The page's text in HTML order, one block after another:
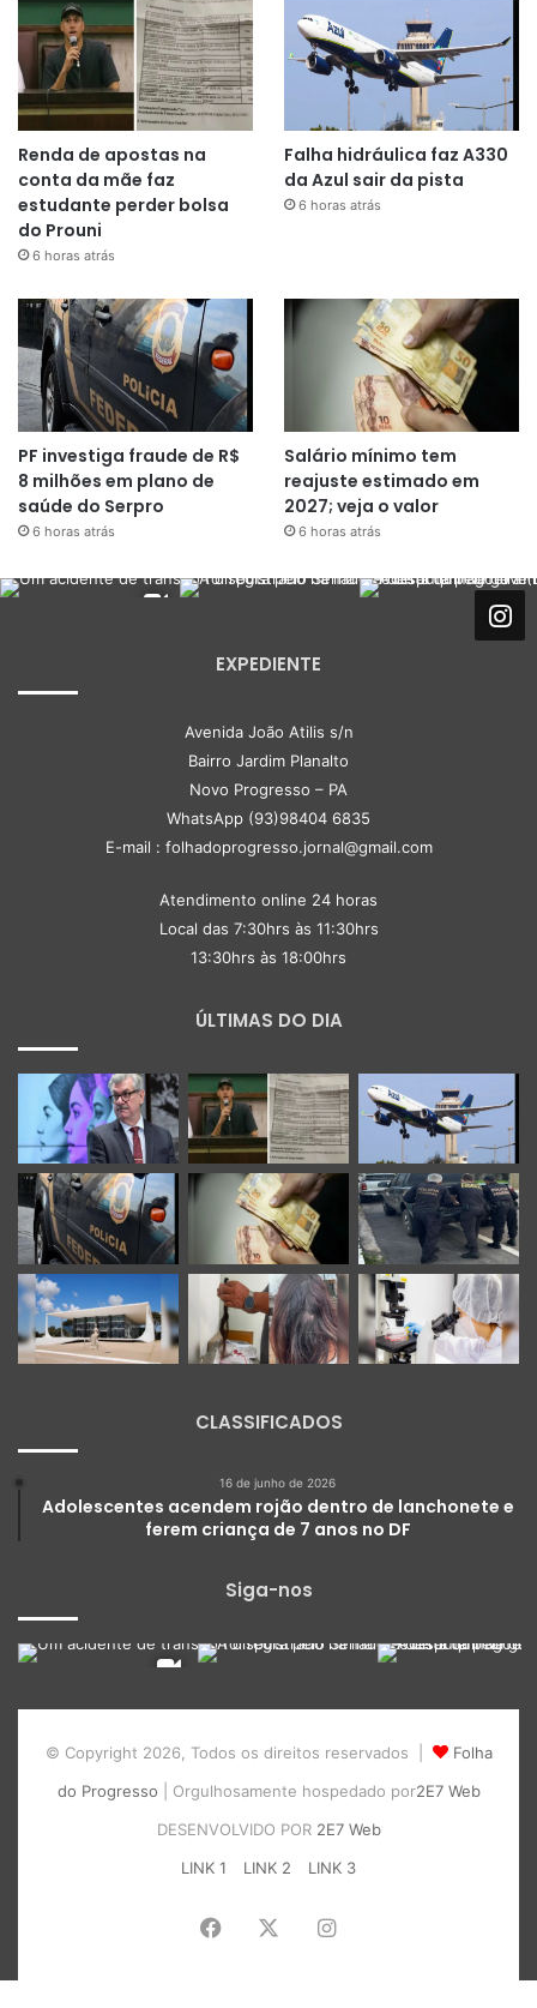
Renda de apostas na
conta da mãe faz
estudante perder bolsa
do Prouni
6 horas atrás
Falha hidráulica faz A330
da Azul sair da pista
6 horas atrás
PF investiga fraude de R$
8 milhões em plano de
saúde do Serpro
6 horas atrás
Salário mínimo tem
reajuste estimado em
2027; veja o valor
6 horas atrás
EXPEDIENTE
Avenida João Atilis s/n
Bairro Jardim Planalto
Novo Progresso – PA
WhatsApp (93)98404 6835
E-mail : folhadoprogresso.jornal@gmail.com
Atendimento online 24 horas
Local das 7:30hrs às 11:30hrs
13:30hrs às 18:00hrs
ÚLTIMAS DO DIA
CLASSIFICADOS
16 de junho de 2026
Adolescentes acendem rojão dentro de lanchonete e
ferem criança de 7 anos no DF
Siga-nos
© Copyright 2026, Todos os direitos reservados |
Folha
do Progresso | Orgulhosamente hospedado por2E7 Web
DESENVOLVIDO POR 2E7 Web
LINK 1
LINK 2 LINK 3
Facebook Instagram